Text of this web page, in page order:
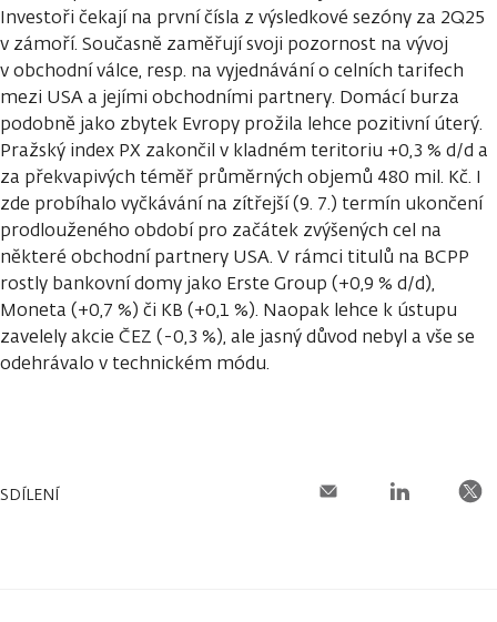
Investoři čekají na první čísla z výsledkové sezóny za 2Q25
v zámoří. Současně zaměřují svoji pozornost na vývoj
v obchodní válce, resp. na vyjednávání o celních tarifech
mezi USA a jejími obchodními partnery. Domácí burza
podobně jako zbytek Evropy prožila lehce pozitivní úterý.
Pražský index PX zakončil v kladném teritoriu +0,3 % d/d a
za překvapivých téměř průměrných objemů 480 mil. Kč. I
zde probíhalo vyčkávání na zítřejší (9. 7.) termín ukončení
prodlouženého období pro začátek zvýšených cel na
některé obchodní partnery USA. V rámci titulů na BCPP
rostly bankovní domy jako Erste Group (+0,9 % d/d),
Moneta (+0,7 %) či KB (+0,1 %). Naopak lehce k ústupu
zavelely akcie ČEZ (-0,3 %), ale jasný důvod nebyl a vše se
odehrávalo v technickém módu.
SDÍLENÍ